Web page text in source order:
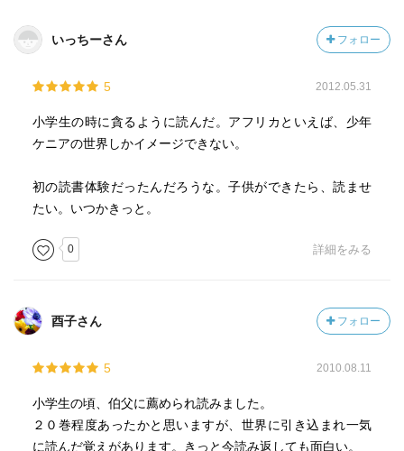
いっちーさん フォロー
5 2012.05.31
小学生の時に貪るように読んだ。アフリカといえば、少年
ケニアの世界しかイメージできない。
初の読書体験だったんだろうな。子供ができたら、読ませ
たい。いつかきっと。
0 詳細をみる
酉子さん フォロー
5 2010.08.11
小学生の頃、伯父に薦められ読みました。
２０巻程度あったかと思いますが、世界に引き込まれ一気
に読んだ覚えがあります。きっと今読み返しても面白い。